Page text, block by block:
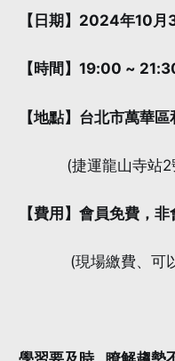
【日期】2024年10
【時間】19:00 ~
【地點】台北市萬華
(捷運龍山寺站
【費用】會員免費，
(現場繳費、可